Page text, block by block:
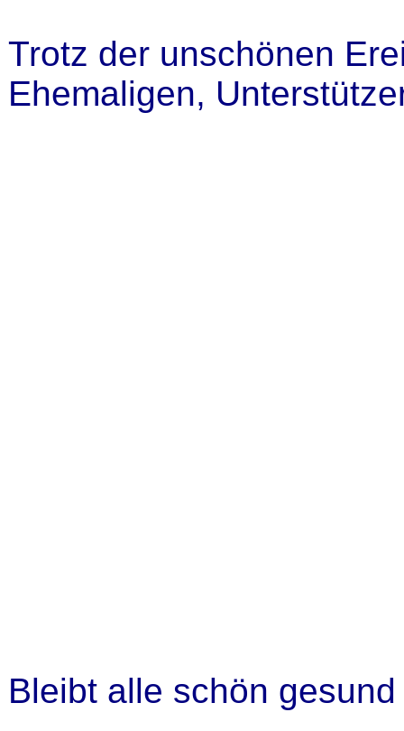
Trotz der unschönen
Ehemaligen,
Bleibt alle schön gesund